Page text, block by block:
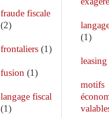
fraude fiscale
(2)
frontaliers(1)
fusion (1)
langage fiscal
(1)
(1)
leasing
motifs